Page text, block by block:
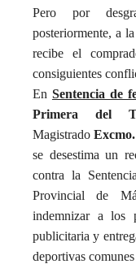
Pero por
posteriormente, a
recibe el
consiguientes
En Sentencia de
Primera del
Magistrado
se desestima un
contra la
Provincial de
indemnizar a los
publicitaria y
deportivas